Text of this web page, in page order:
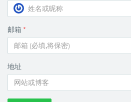
邮箱 *
地址